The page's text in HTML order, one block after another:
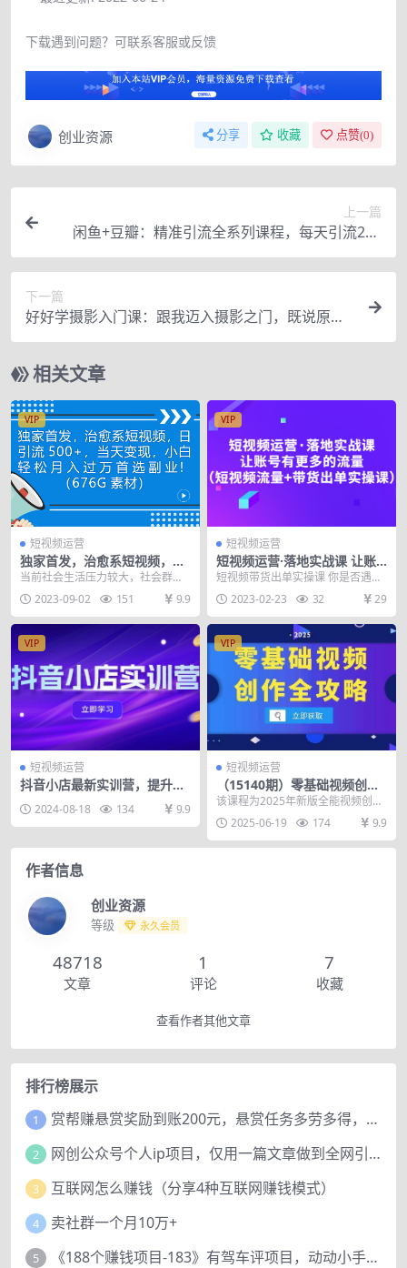
下载遇到问题？可联系客服或反馈
创业资源 分享 收藏 点赞(0)
上一篇
闲鱼+豆瓣：精准引流全系列课程，每天引流200
+精准粉
下一篇
好好学摄影入门课：跟我迈入摄影之门，既说原
理，也讲实战！
相关文章
VIP
短视频运营
独家首发，治愈系短视频，日
引流500+当天变现小白月入过
万（附676G素材）
当前社会生活压力较大，社会群体
心理健康水平整体在不断的下滑，
均处于亚健康状态。每...
2023-09-02 151 9.9
VIP
短视频运营
短视频运营·落地实战课 让账
号有更多的流量（短视频流量
+带货出单实操）
短视频带货出单实操课 你是否遇到
这些问题？ 视频播放量很高，转化
少 找不到精准赛...
2023-02-23 32 29
VIP
短视频运营
抖音小店最新实训营，提升体
效，联盟引流秘籍
2024-08-18 134 9.9
VIP
短视频运营
（15140期）零基础视频创作
全攻略，手机相机拍摄技巧精
该课程为2025年新版全能视频创作
人培训体系，覆盖拍摄、剪辑、导
演思维、运营全链...
2025-06-19 174 9.9
作者信息
创业资源
等级 永久会员
48718
文章
1
评论
7
收藏
查看作者其他文章
排行榜展示
1 赏帮赚悬赏奖励到账200元，悬赏任务多劳多得，人人可做。
2 网创公众号个人ip项目，仅用一篇文章做到全网引流！
3 互联网怎么赚钱（分享4种互联网赚钱模式）
4 卖社群一个月10万+
5 《188个赚钱项目-183》有驾车评项目，动动小手，复制粘贴赚44元！